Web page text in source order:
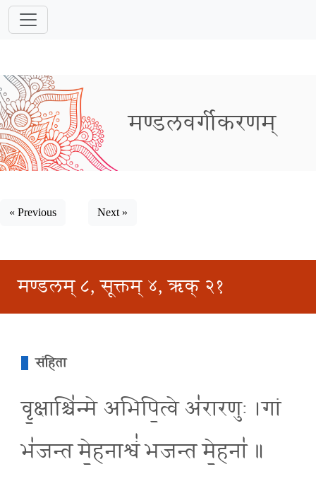
मण्डलवर्गीकरणम्
« Previous Next »
मण्डलम् ८, सूक्तम् ४, ऋक् २१
संहिता
वृ॒क्षाश्चि॑न्मे अभिपि॒त्वे अ॑रारणुः ।गां
भ॑जन्त मे॒हनाश्वं॑ भजन्त मे॒हना॑ ॥